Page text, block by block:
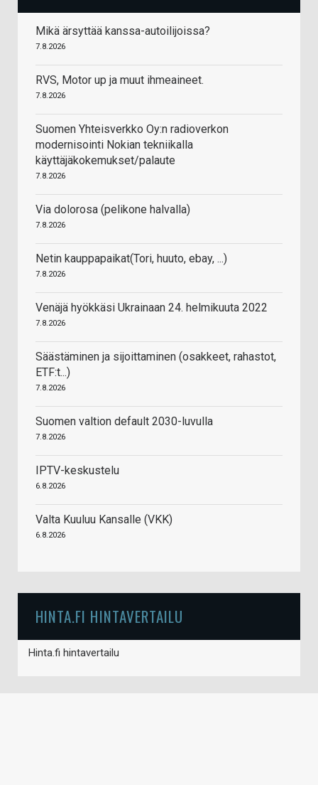
Mikä ärsyttää kanssa-autoilijoissa?
7.8.2026
RVS, Motor up ja muut ihmeaineet.
7.8.2026
Suomen Yhteisverkko Oy:n radioverkon
modernisointi Nokian tekniikalla
käyttäjäkokemukset/palaute
7.8.2026
Via dolorosa (pelikone halvalla)
7.8.2026
Netin kauppapaikat(Tori, huuto, ebay, ...)
7.8.2026
Venäjä hyökkäsi Ukrainaan 24. helmikuuta 2022
7.8.2026
Säästäminen ja sijoittaminen (osakkeet, rahastot,
ETF:t...)
7.8.2026
Suomen valtion default 2030-luvulla
7.8.2026
IPTV-keskustelu
6.8.2026
Valta Kuuluu Kansalle (VKK)
6.8.2026
HINTA.FI HINTAVERTAILU
Hinta.fi hintavertailu